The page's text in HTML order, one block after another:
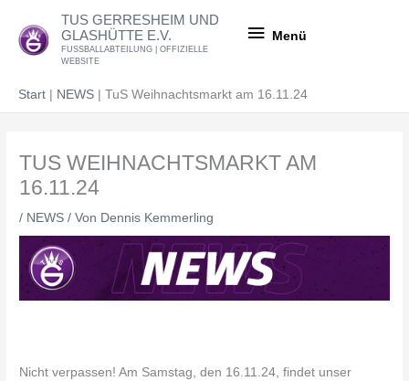
Inhalt
springen
TUS GERRESHEIM UND
GLASHÜTTE E.V.
FUSSBALLABTEILUNG | OFFIZIELLE
WEBSITE
Menü
Start NEWS TuS Weihnachtsmarkt am 16.11.24
TUS WEIHNACHTSMARKT AM
16.11.24
/ NEWS / Von Dennis Kemmerling
Nicht verpassen! Am Samstag, den 16.11.24, findet unser